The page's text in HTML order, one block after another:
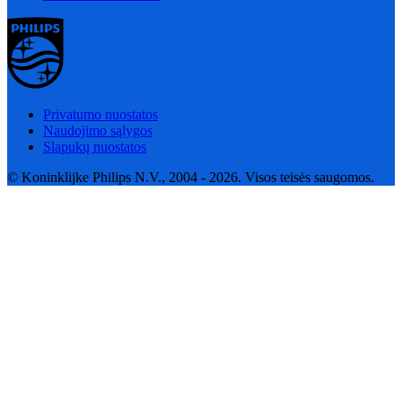
Privatumo nuostatos
Naudojimo sąlygos
Slapukų nuostatos
© Koninklijke Philips N.V., 2004 - 2026. Visos teisės saugomos.